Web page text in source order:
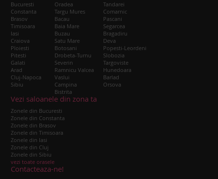
Bucuresti
Constanta
Brasov
Timisoara
Iasi
Craiova
Ploiesti
Pitesti
Galati
Arad
Cluj-Napoca
Sibiu
Oradea
Targu Mures
Bacau
Baia Mare
Buzau
Satu Mare
Botosani
Drobeta-Turnu
Severin
Ramnicu Valcea
Vaslui
Campina
Bistrita
Tandarei
Comarnic
Pascani
Segarcea
Bragadiru
Deva
Popesti-Leordeni
Slobozia
Targoviste
Hunedoara
Barlad
Orsova
Vezi saloanele din zona ta
Zonele din Bucuresti
Zonele din Constanta
Zonele din Brasov
Zonele din Timisoara
Zonele din Iasi
Zonele din Cluj
Zonele din Sibiu
vezi toate orasele
Contacteaza-ne!